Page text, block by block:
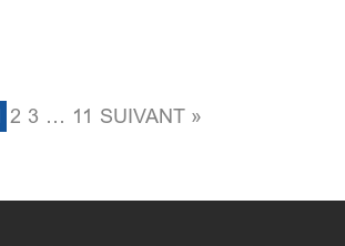
2 3 … 11 SUIVANT »